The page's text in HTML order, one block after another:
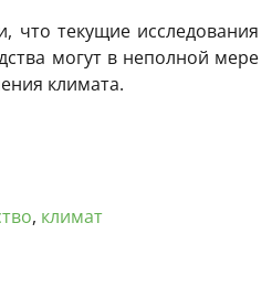
что текущие исследования
могут в неполной мере
климата.
, климат